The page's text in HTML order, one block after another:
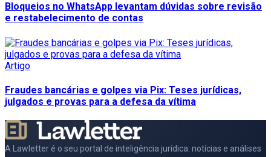
Bloqueios no WhatsApp levantam dúvidas sobre revisão
e restabelecimento de contas
Artigo
Fraudes bancárias e golpes via Pix: Teses jurídicas,
julgados e provas para a defesa da vítima
A Lawletter é o seu portal de inteligência jurídica: notícias e análises